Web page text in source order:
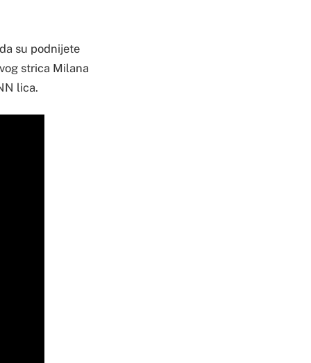
su podnijete
strica Milana
lica.